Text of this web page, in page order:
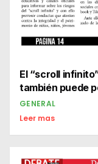
El “scroll
también puede
GENERAL
Leer mas